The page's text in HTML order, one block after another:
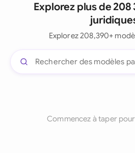
Explorez plus de
Explorez 208,390+
Commencez à taper